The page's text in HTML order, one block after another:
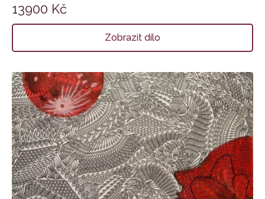
13900 Kč
Zobrazit dílo